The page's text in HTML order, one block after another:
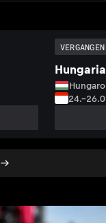
VERGANGEN